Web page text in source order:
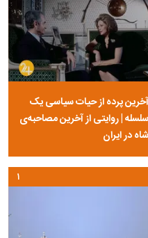
آخرین پرده از حیات سیاسی یک
سلسله | روایتی از آخرین مصاحبه‌ی
شاه در ایران
۱